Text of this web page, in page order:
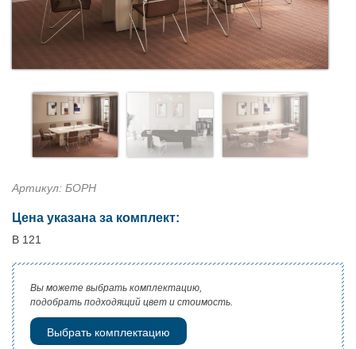
Артикул: БОРН
Цена указана за комплект:
В 121
Вы можете выбрать комплектацию,
подобрать подходящий цвет и стоимость.
Выбрать комплектацию